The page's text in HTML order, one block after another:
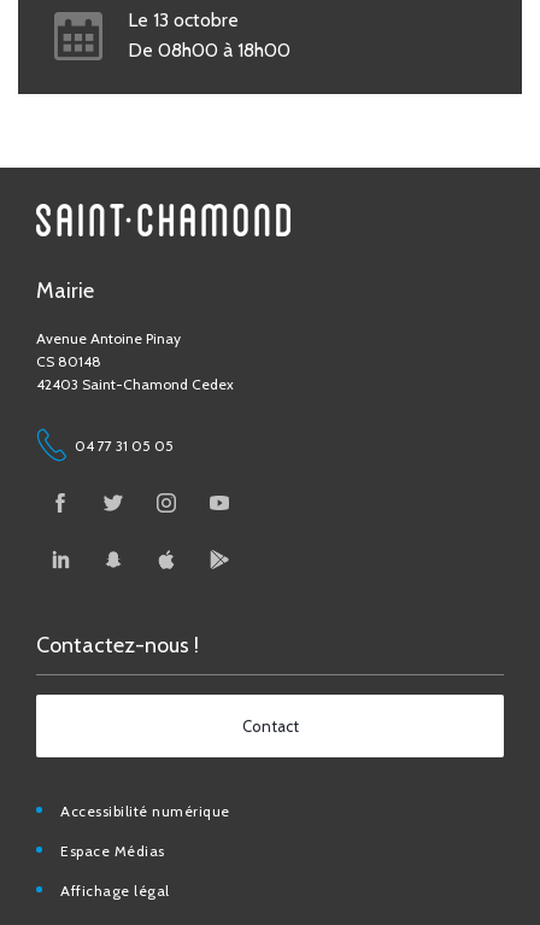
Le 13 octobre
De08h00 à 18h00
Mairie
Avenue Antoine Pinay
CS 80148
42403 Saint-Chamond Cedex
04 77 31 05 05
Contactez-nous !
Contact
Accessibilité numérique
Espace Médias
Affichage légal